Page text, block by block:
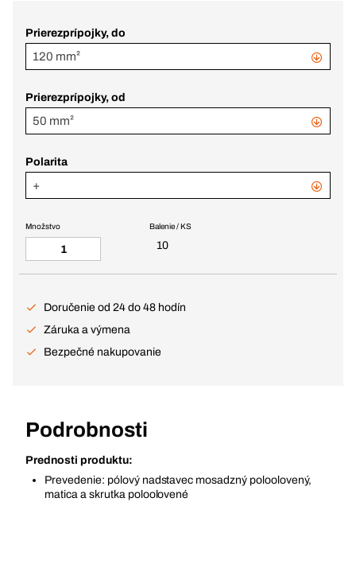
Prierezprípojky, do
120 mm²
Prierezprípojky, od
50 mm²
Polarita
+
Balenie / KS
10
Množstvo
Doručenie od 24 do 48 hodín
Záruka a výmena
Bezpečné nakupovanie
Podrobnosti
Prednosti produktu:
Prevedenie: pólový nadstavec mosadzný poloolovený,
matica a skrutka poloolovené